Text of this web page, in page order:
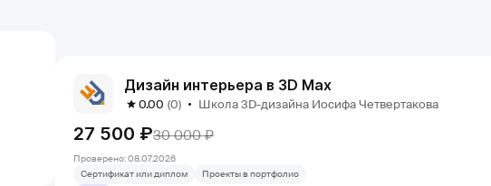
Дизайн интерьера в 3D Max
0.00 (0) Школа 3D-дизайна Иосифа Четвертакова
27 500 ₽30 000 ₽
Проверено: 08.07.2026
Сертификат или диплом
Проекты в портфолио